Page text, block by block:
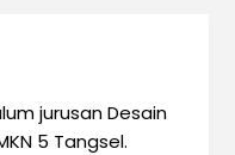
jurusan Desain
5 Tangsel.